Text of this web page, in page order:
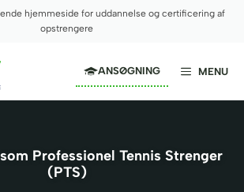
hjemmeside for uddannelse og certificering af
opstrengere
MENU
ANSØGNING
Professionel Tennis Strenger
(PTS)